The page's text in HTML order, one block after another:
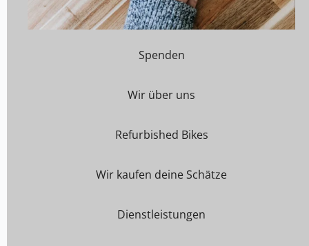
Spenden
Wir über uns
Refurbished Bikes
Wir kaufen deine Schätze
Dienstleistungen